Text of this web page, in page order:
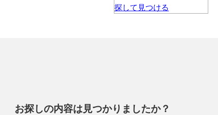
お探しの内容は見つかりましたか？